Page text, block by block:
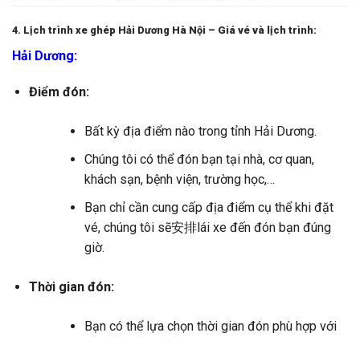
4. Lịch trình xe ghép Hải Dương Hà Nội – Giá vé và lịch trình:
Hải Dương:
Điểm đón:
Bất kỳ địa điểm nào trong tỉnh Hải Dương.
Chúng tôi có thể đón bạn tại nhà, cơ quan,
khách sạn, bệnh viện, trường học,…
Bạn chỉ cần cung cấp địa điểm cụ thể khi đặt
vé, chúng tôi sẽ安排lái xe đến đón bạn đúng
giờ.
Thời gian đón:
Bạn có thể lựa chọn thời gian đón phù hợp với